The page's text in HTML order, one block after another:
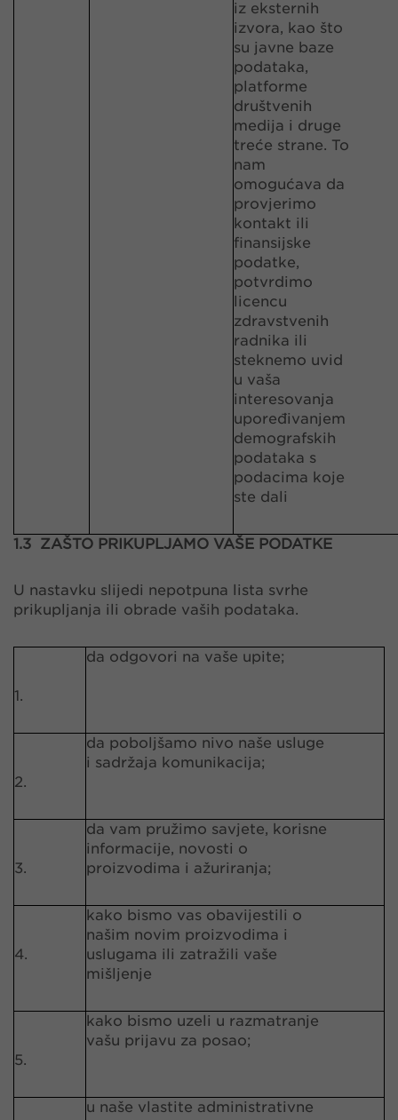
iz eksternih
izvora, kao što
su javne baze
podataka,
platforme
društvenih
medija i druge
treće strane. To
nam
omogućava da
provjerimo
kontakt ili
finansijske
podatke,
potvrdimo
licencu
zdravstvenih
radnika ili
steknemo uvid
u vaša
interesovanja
upoređivanjem
demografskih
podataka s
podacima koje
ste dali
1.3 ZAŠTO PRIKUPLJAMO VAŠE PODATKE
U nastavku slijedi nepotpuna lista svrhe
prikupljanja ili obrade vaših podataka.
1.
da odgovori na vaše upite;
2.
da poboljšamo nivo naše usluge
i sadržaja komunikacija;
3.
da vam pružimo savjete, korisne
informacije, novosti o
proizvodima i ažuriranja;
4.
kako bismo vas obavijestili o
našim novim proizvodima i
uslugama ili zatražili vaše
mišljenje
5.
kako bismo uzeli u razmatranje
vašu prijavu za posao;
u naše vlastite administrativne